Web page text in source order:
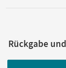
Rückgabe